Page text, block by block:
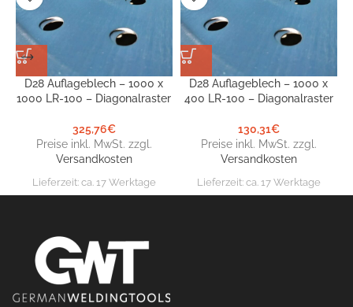
D28 Auflageblech – 1000 x
1000 LR-100 – Diagonalraster
325,76€
Preise inkl. MwSt. zzgl.
Versandkosten
Lieferzeit: ca. 17 Werktage
D28 Auflageblech – 1000 x
400 LR-100 – Diagonalraster
130,31€
Preise inkl. MwSt. zzgl.
Versandkosten
Lieferzeit: ca. 17 Werktage